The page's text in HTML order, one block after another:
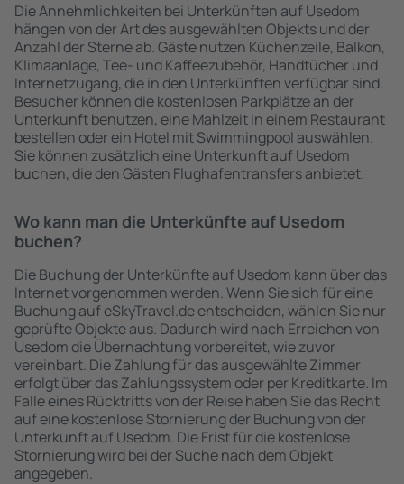
Die Annehmlichkeiten bei Unterkünften auf Usedom
hängen von der Art des ausgewählten Objekts und der
Anzahl der Sterne ab. Gäste nutzen Küchenzeile, Balkon,
Klimaanlage, Tee- und Kaffeezubehör, Handtücher und
Internetzugang, die in den Unterkünften verfügbar sind.
Besucher können die kostenlosen Parkplätze an der
Unterkunft benutzen, eine Mahlzeit in einem Restaurant
bestellen oder ein Hotel mit Swimmingpool auswählen.
Sie können zusätzlich eine Unterkunft auf Usedom
buchen, die den Gästen Flughafentransfers anbietet.
Wo kann man die Unterkünfte auf Usedom
buchen?
Die Buchung der Unterkünfte auf Usedom kann über das
Internet vorgenommen werden. Wenn Sie sich für eine
Buchung auf eSkyTravel.de entscheiden, wählen Sie nur
geprüfte Objekte aus. Dadurch wird nach Erreichen von
Usedom die Übernachtung vorbereitet, wie zuvor
vereinbart. Die Zahlung für das ausgewählte Zimmer
erfolgt über das Zahlungssystem oder per Kreditkarte. Im
Falle eines Rücktritts von der Reise haben Sie das Recht
auf eine kostenlose Stornierung der Buchung von der
Unterkunft auf Usedom. Die Frist für die kostenlose
Stornierung wird bei der Suche nach dem Objekt
angegeben.